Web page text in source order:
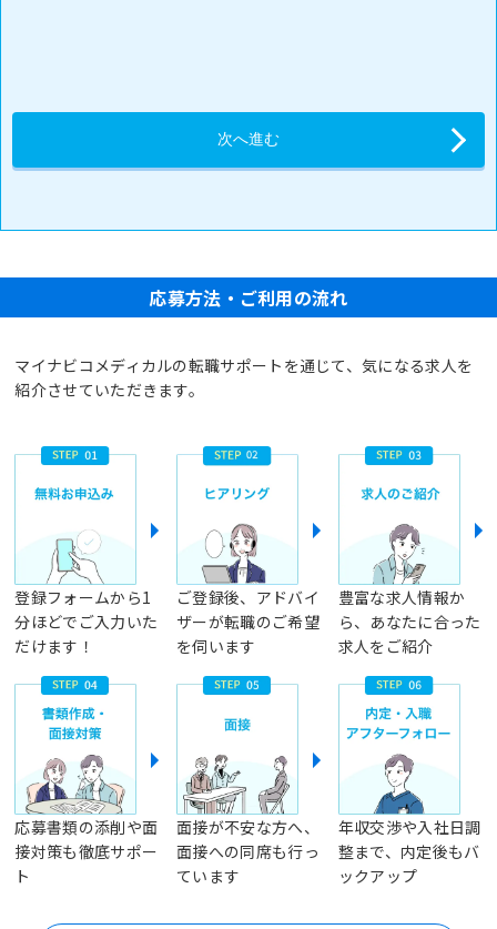
応募方法・ご利用の流れ
マイナビコメディカルの転職サポートを通じて、気になる求人を
紹介させていただきます。
登録フォームから1
分ほどでご入力いた
だけます！
ご登録後、アドバイ
ザーが転職のご希望
を伺います
豊富な求人情報か
ら、あなたに合った
求人をご紹介
応募書類の添削や面
接対策も徹底サポー
ト
面接が不安な方へ、
面接への同席も行っ
ています
年収交渉や入社日調
整まで、内定後もバ
ックアップ